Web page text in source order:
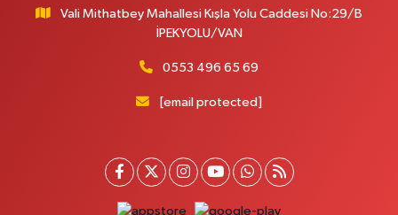
Yenı Derman Eczanesi
Akdamar Hastanesi Acil yanı. İpekyolu. Hatuniye mahallesi terzioğlu, Eski
Yol Tarifi Al
Kışla Mah.Çınarlı Cad.1038 Sk.No:93 3-4
0 (432) 354 37 36 Yol Tarifi Al
Vali Mithatbey Mahallesi Kışla Yolu Caddesi No:29/B
İPEKYOLU/VAN
0553 496 65 69
[email protected]